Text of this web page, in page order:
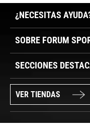
¿NECESITAS
SOBRE FORUM
SECCIONES
VER TIENDAS